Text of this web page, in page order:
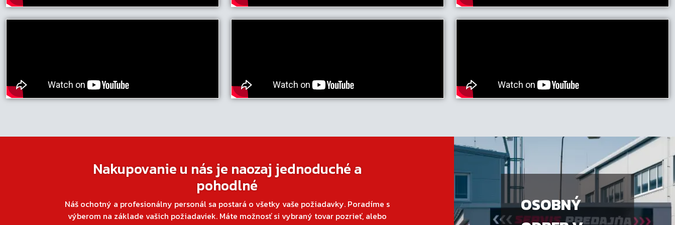
Nakupovanie u nás je naozaj jednoduché a
pohodlné
Náš ochotný a profesionálny personál sa postará o všetky vaše požiadavky. Poradíme s
výberom na základe vašich požiadaviek. Máte možnosť si vybraný tovar pozrieť, alebo
OSOBNÝ